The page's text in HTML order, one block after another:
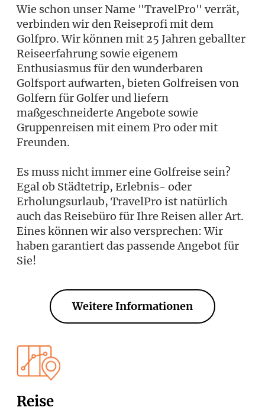
Wie schon unser Name "TravelPro" verrät,
verbinden wir den Reiseprofi mit dem
Golfpro. Wir können mit 25 Jahren geballter
Reiseerfahrung sowie eigenem
Enthusiasmus für den wunderbaren
Golfsport aufwarten, bieten Golfreisen von
Golfern für Golfer und liefern
maßgeschneiderte Angebote sowie
Gruppenreisen mit einem Pro oder mit
Freunden.
Es muss nicht immer eine Golfreise sein?
Egal ob Städtetrip, Erlebnis- oder
Erholungsurlaub, TravelPro ist natürlich
auch das Reisebüro für Ihre Reisen aller Art.
Eines können wir also versprechen: Wir
haben garantiert das passende Angebot für
Sie!
Weitere Informationen
Reise